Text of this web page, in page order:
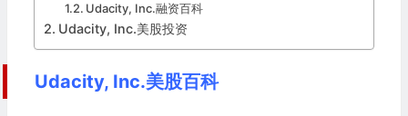
Udacity, Inc.融资百科
Udacity, Inc.美股投资
Udacity, Inc.美股百科